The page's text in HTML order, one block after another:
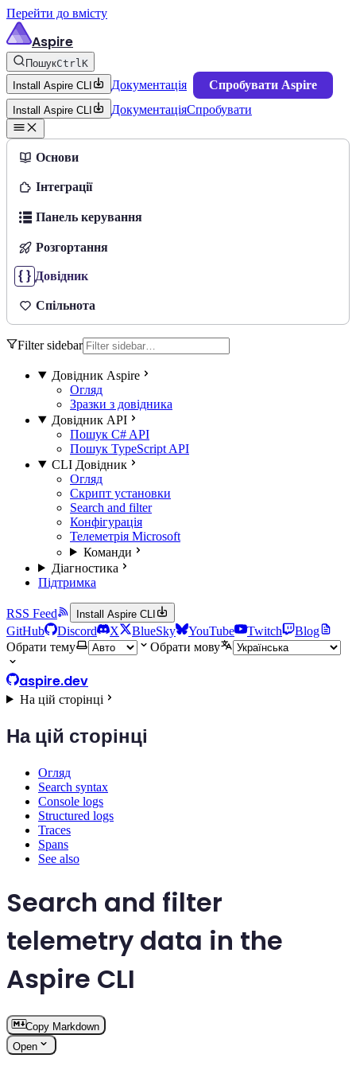
Перейти до вмісту
Aspire
ПошукCtrlK
Install Aspire CLI
Документація Спробувати Aspire
Install Aspire CLI ДокументаціяСпробувати
Основи
Інтеграції
Панель керування
Розгортання
Довідник
Спільнота
Filter sidebar
Довідник Aspire
Огляд
Зразки з довідника
Довідник API
Пошук C# API
Пошук TypeScript API
CLI Довідник
Огляд
Скрипт установки
Search and filter
Конфігурація
Телеметрія Microsoft
Команди
Діагностика
Підтримка
RSS Feed Install Aspire CLI
GitHub Discord X BlueSky YouTube Twitch
Blog
Обрати тему
Обрати мову
aspire.dev
На цій сторінці
На цій сторінці
Огляд
Search syntax
Console logs
Structured logs
Traces
Spans
See also
Search and filter
telemetry data in the
Aspire CLI
Copy Markdown
Open